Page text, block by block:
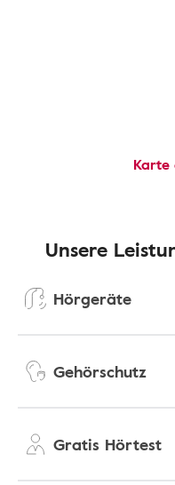
Karte
Unsere
Hörgeräte
Gehörschutz
Gratis Hörtest